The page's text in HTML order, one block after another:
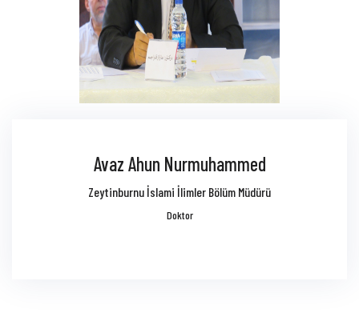
Avaz Ahun Nurmuhammed
Zeytinburnu İslami İlimler Bölüm Müdürü
Doktor